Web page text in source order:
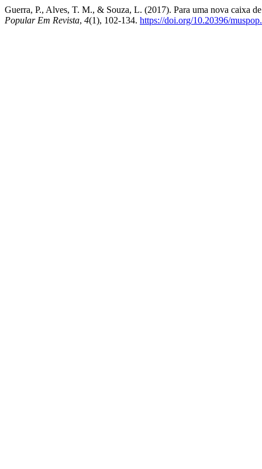
Guerra, P., Alves, T. M., & Souza, L. (2017). Para uma nova caixa
Popular Em Revista, 4(1), 102-134. https://doi.org/10.20396/